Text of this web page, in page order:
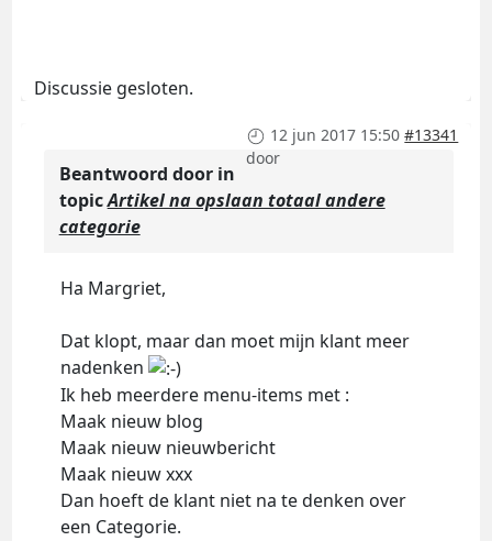
Discussie gesloten.
12 jun 2017 15:50 #13341
door
Beantwoord door in
topicArtikel na opslaan totaal andere
categorie
Ha Margriet,
Dat klopt, maar dan moet mijn klant meer
nadenken
Ik heb meerdere menu-items met :
Maak nieuw blog
Maak nieuw nieuwbericht
Maak nieuw xxx
Dan hoeft de klant niet na te denken over
een Categorie.